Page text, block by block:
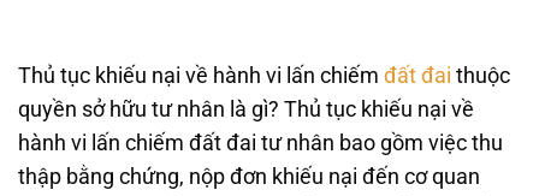
Thủ tục khiếu nại về hành vi lấn chiếm đất đai thuộc
quyền sở hữu tư nhân là gì? Thủ tục khiếu nại về
hành vi lấn chiếm đất đai tư nhân bao gồm việc thu
thập bằng chứng, nộp đơn khiếu nại đến cơ quan